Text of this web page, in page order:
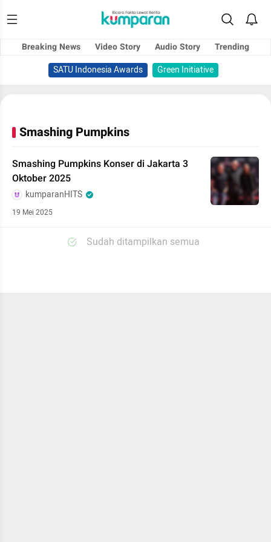
Breaking News Video Story Audio Story
Trending
SATU Indonesia Awards
Green Initiative
Smashing Pumpkins
Smashing Pumpkins Konser di Jakarta 3
Oktober 2025
kumparanHITS
19 Mei 2025
Sudah ditampilkan semua